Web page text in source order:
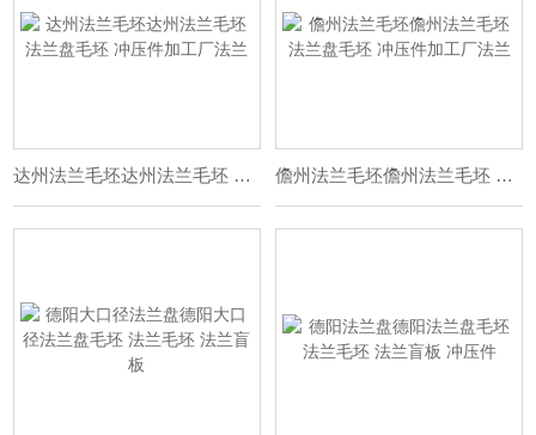
达州法兰毛坯达州法兰毛坯 法兰盘毛坯 冲压件加工厂法兰 儋州法兰毛坯儋州法兰毛坯 法兰盘毛坯 冲压件加工厂法兰